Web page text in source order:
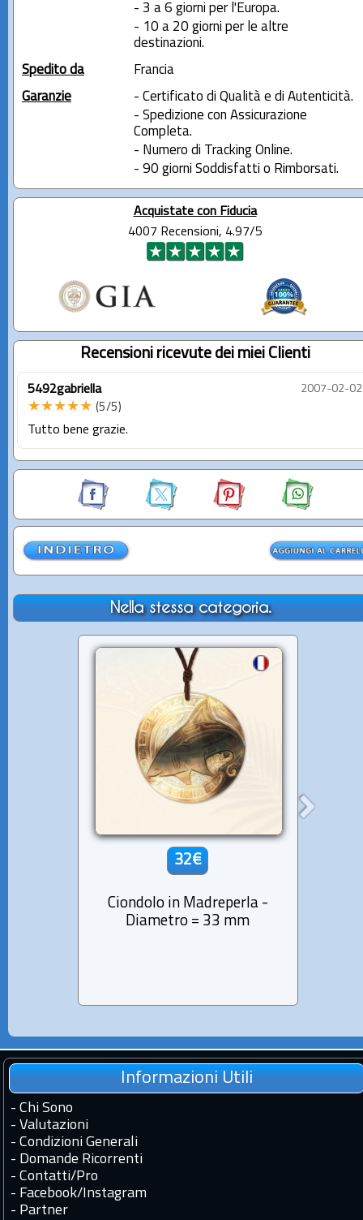
- 3 a 6 giorni per l'Europa.
- 10 a 20 giorni per le altre
destinazioni.
Spedito da
Francia
Garanzie
- Certificato di Qualità e di Autenticità.
- Spedizione con Assicurazione
Completa.
- Numero di Tracking Online.
- 90 giorni Soddisfatti o Rimborsati.
Acquistate con Fiducia
4007 Recensioni, 4.97/5
Recensioni ricevute dei miei Clienti
5492gabriella 2007-02-02
★★★★★ (5/5)
Tutto bene grazie.
Nella stessa categoria.
32€
Ciondolo in Madreperla -
Diametro = 33 mm
Informazioni Utili
- Chi Sono
- Valutazioni
- Condizioni Generali
- Domande Ricorrenti
- Contatti/Pro
- Facebook/Instagram
- Partner